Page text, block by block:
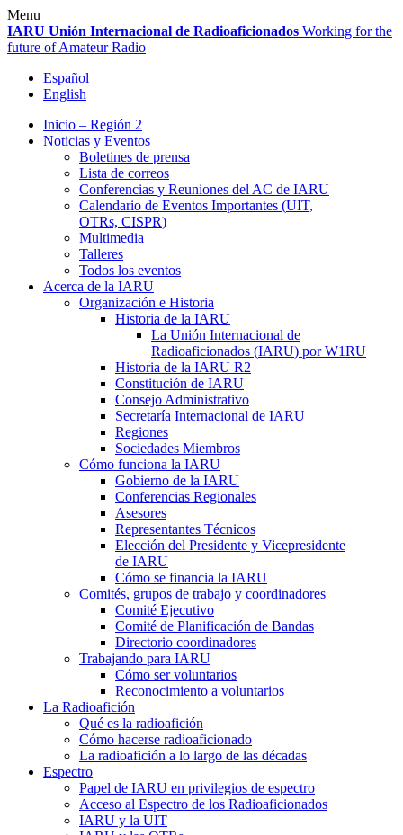
Skip
to
content
Menu
IARU Unión Internacional de Radioaficionados Working for the
future of Amateur Radio
Español
English
Inicio – Región 2
Noticias y Eventos
Boletines de prensa
Lista de correos
Conferencias y Reuniones del AC de IARU
Calendario de Eventos Importantes (UIT,
OTRs, CISPR)
Multimedia
Talleres
Todos los eventos
Acerca de la IARU
Organización e Historia
Historia de la IARU
La Unión Internacional de
Radioaficionados (IARU) porW1RU
Historia de la IARU R2
Constitución de IARU
Consejo Administrativo
Secretaría Internacional de IARU
Regiones
Sociedades Miembros
Cómo funciona la IARU
Gobierno de la IARU
Conferencias Regionales
Asesores
Representantes Técnicos
Elección del Presidente y Vicepresidente
de IARU
Cómo se financia la IARU
Comités, grupos de trabajo y coordinadores
Comité Ejecutivo
Comité de Planificación de Bandas
Directorio coordinadores
Trabajando para IARU
Cómo ser voluntarios
Reconocimiento a voluntarios
La Radioafición
Qué es la radioafición
Cómo hacerse radioaficionado
La radioafición a lo largo de las décadas
Espectro
Papel de IARU en privilegios de espectro
Acceso al Espectro de los Radioaficionados
IARU y la UIT